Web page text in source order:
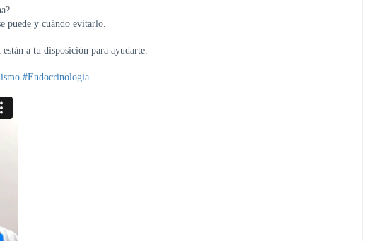
puede y cuándo evitarlo.
a tu disposición para ayudarte.
#Endocrinologia